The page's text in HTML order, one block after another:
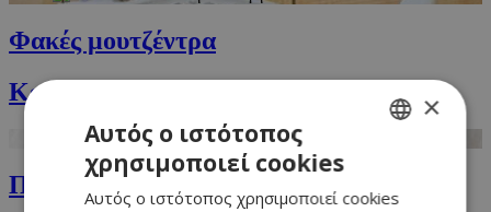
Φακές μουτζέντρα
Κεφτεδάκια με κοτόπουλο και ντομάτα
Πικάντικο σνίτσελ με πουρέ
ENGLISH
×
Αυτός ο ιστότοπος
χρησιμοποιεί cookies
Αυτός ο ιστότοπος χρησιμοποιεί cookies